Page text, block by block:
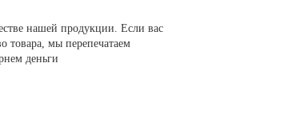
нашей продукции. Если вас
товара, мы перепечатаем
деньги